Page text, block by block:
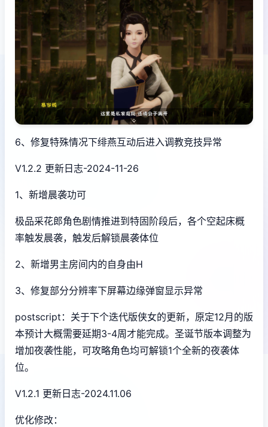
6、修复特殊情况下绯燕互动后进入调教竞技异常
V1.2.2 更新日志-2024-11-26
1、新增晨袭功可
极品采花郎角色剧情推进到特固阶段后，各个空起床概
率触发晨袭，触发后解锁晨袭体位
2、新增男主房间内的自身由H
3、修复部分分辨率下屏幕边缘弹窗显示异常
postscript：关于下个迭代版侠女的更新，原定12月的版
本预计大概需要延期3-4周才能完成。圣诞节版本调整为
增加夜袭性能，可攻略角色均可解锁1个全新的夜袭体
位。
V1.2.1 更新日志-2024.11.06
优化修改：